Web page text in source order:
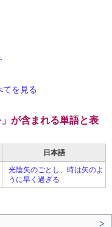
てを見る
が含まれる単語と表
日本語
光陰矢のごとし、時は矢のよ
うに早く過ぎる
>